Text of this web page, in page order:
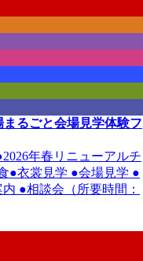
るごと会場見学体験フ
年春リニューアルチ
●衣裳見学 ●会場見学 ●
●相談会（所要時間：